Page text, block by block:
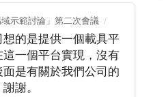
示範討論」第二次會議
的是提供一個載具平
一個平台實現，沒有
是有關於我們公司的
謝。